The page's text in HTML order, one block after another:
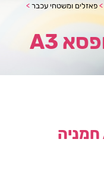
> פאזלים ומשטחי עכבר >
פאזל קרטון בקופסא A3